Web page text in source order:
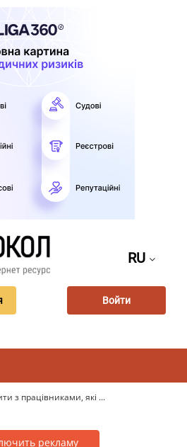
RU
Войти
з працівниками, які ...
рекламу